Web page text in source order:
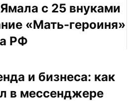
с 25 внуками
«Мать-героиня»
РФ
и бизнеса: как
в мессенджере